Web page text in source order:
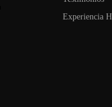
Experiencia